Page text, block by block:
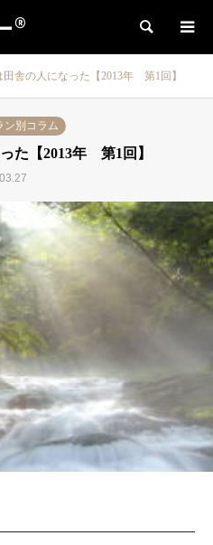
® 検索
田舎の人になった【2013年 第1回】
ン別コラム
た【2013年 第1回】